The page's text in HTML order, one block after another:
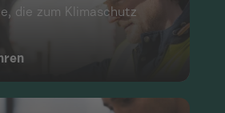
die zum Klimaschutz